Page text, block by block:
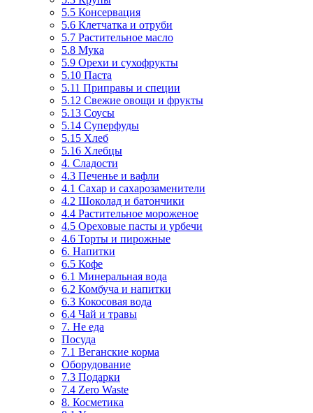
5.5 Консервация
5.6 Клетчатка и отруби
5.7 Растительное масло
5.8 Мука
5.9 Орехи и сухофрукты
5.10 Паста
5.11 Приправы и специи
5.12 Свежие овощи и фрукты
5.13 Соусы
5.14 Суперфуды
5.15 Хлеб
5.16 Хлебцы
4. Сладости
4.3 Печенье и вафли
4.1 Сахар и сахарозаменители
4.2 Шоколад и батончики
4.4 Растительное мороженое
4.5 Ореховые пасты и урбечи
4.6 Торты и пирожные
6. Напитки
6.5 Кофе
6.1 Минеральная вода
6.2 Комбуча и напитки
6.3 Кокосовая вода
6.4 Чай и травы
7. Не еда
Посуда
7.1 Веганские корма
Оборудование
7.3 Подарки
7.4 Zero Waste
8. Косметика